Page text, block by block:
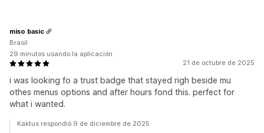
21 de octubre de 2025
i was looking fo a trust badge that stayed righ beside mu
othes menus options and after hours fond this. perfect for
what i wanted.
miso basic
Brasil
29 minutos usando la aplicación
Kaktus respondió 9 de diciembre de 2025